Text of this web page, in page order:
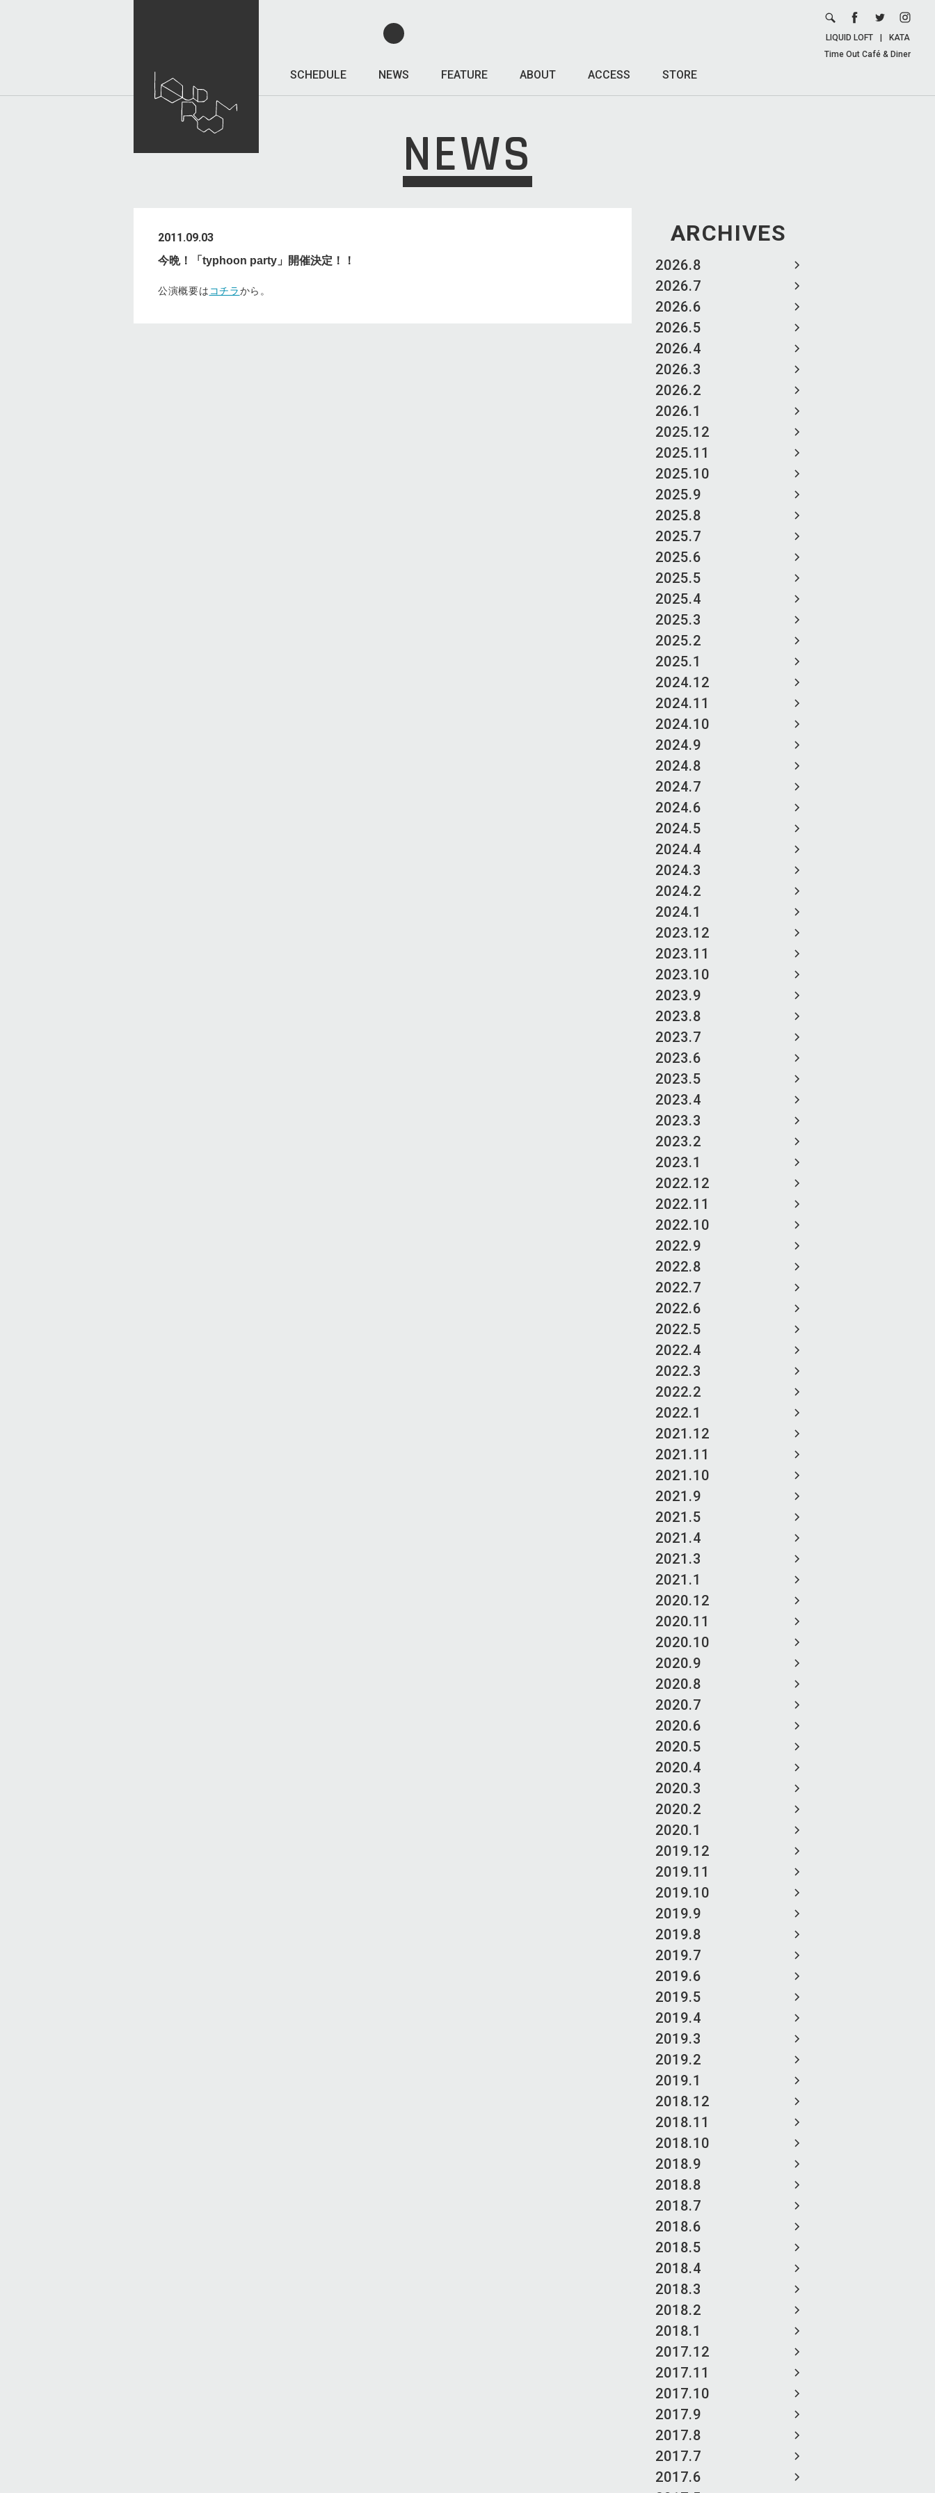
SCHEDULE NEWS FEATURE ABOUT ACCESS STORE
LIQUID LOFT
KATA
Time Out Café & Diner
NEWS
ARCHIVES
2026.8
2026.7
2026.6
2026.5
2026.4
2026.3
2026.2
2026.1
2025.12
2025.11
2025.10
2025.9
2025.8
2025.7
2025.6
2025.5
2025.4
2025.3
2025.2
2025.1
2024.12
2024.11
2024.10
2024.9
2024.8
2024.7
2024.6
2024.5
2024.4
2024.3
2024.2
2024.1
2023.12
2023.11
2023.10
2023.9
2023.8
2023.7
2023.6
2023.5
2023.4
2023.3
2023.2
2023.1
2022.12
2022.11
2022.10
2022.9
2022.8
2022.7
2022.6
2022.5
2022.4
2022.3
2022.2
2022.1
2021.12
2021.11
2021.10
2021.9
2021.5
2021.4
2021.3
2021.1
2020.12
2020.11
2020.10
2020.9
2020.8
2020.7
2020.6
2020.5
2020.4
2020.3
2020.2
2020.1
2019.12
2019.11
2019.10
2019.9
2019.8
2019.7
2019.6
2019.5
2019.4
2019.3
2019.2
2019.1
2018.12
2018.11
2018.10
2018.9
2018.8
2018.7
2018.6
2018.5
2018.4
2018.3
2018.2
2018.1
2017.12
2017.11
2017.10
2017.9
2017.8
2017.7
2017.6
2011.09.03
今晩！「typhoon party」開催決定！！
公演概要は コチラから。